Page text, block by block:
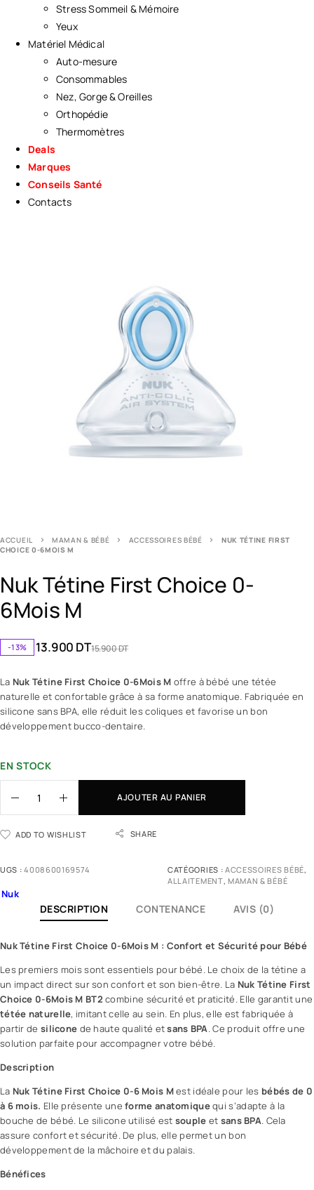
Stress Sommeil & Mémoire
Yeux
Matériel Médical
Auto-mesure
Consommables
Nez, Gorge & Oreilles
Orthopédie
Thermomètres
Deals
Marques
Conseils Santé
Contacts
ACCUEIL MAMAN & BÉBÉ ACCESSOIRES BÉBÉ
NUK TÉTINE FIRST
CHOICE 0-6MOIS M
Nuk Tétine First Choice 0-
6Mois M
-13% 15.900DT
13.900 DT
La Nuk Tétine First Choice 0-6Mois M offre à bébé une tétée
naturelle et confortable grâce à sa forme anatomique. Fabriquée en
silicone sans BPA, elle réduit les coliques et favorise un bon
développement bucco-dentaire.
EN STOCK
AJOUTER AU PANIER
ADD TO WISHLIST SHARE
UGS :4008600169574 CATÉGORIES : ACCESSOIRES BÉBÉ,
ALLAITEMENT, MAMAN & BÉBÉ
Nuk
DESCRIPTION CONTENANCE AVIS (0)
NukTétine First Choice 0-6Mois M : Confort et Sécurité pour Bébé
Les premiers mois sont essentiels pour bébé. Le choix de la tétine a
un impact direct sur son confort et son bien-être. La Nuk Tétine First
Choice 0-6Mois M BT2 combine sécurité et praticité. Elle garantit une
tétée naturelle, imitant celle au sein. En plus, elle est fabriquée à
partir de silicone de haute qualité etsans BPA. Ce produit offre une
solution parfaite pour accompagner votre bébé.
Description
La Nuk Tétine First Choice 0-6 Mois Mest idéale pour les bébés de 0
à 6 mois. Elle présente uneforme anatomiquequi s’adapte à la
bouche de bébé. Le silicone utilisé est souple et sans BPA. Cela
assure confort et sécurité. De plus, elle permet un bon
développement de la mâchoire et du palais.
Bénéfices